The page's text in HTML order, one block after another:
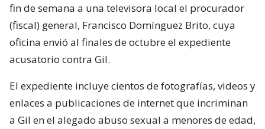
fin de semana a una televisora local el procurador
(fiscal) general, Francisco Domínguez Brito, cuya
oficina envió al finales de octubre el expediente
acusatorio contra Gil.
El expediente incluye cientos de fotografías, videos y
enlaces a publicaciones de internet que incriminan
a Gil en el alegado abuso sexual a menores de edad,